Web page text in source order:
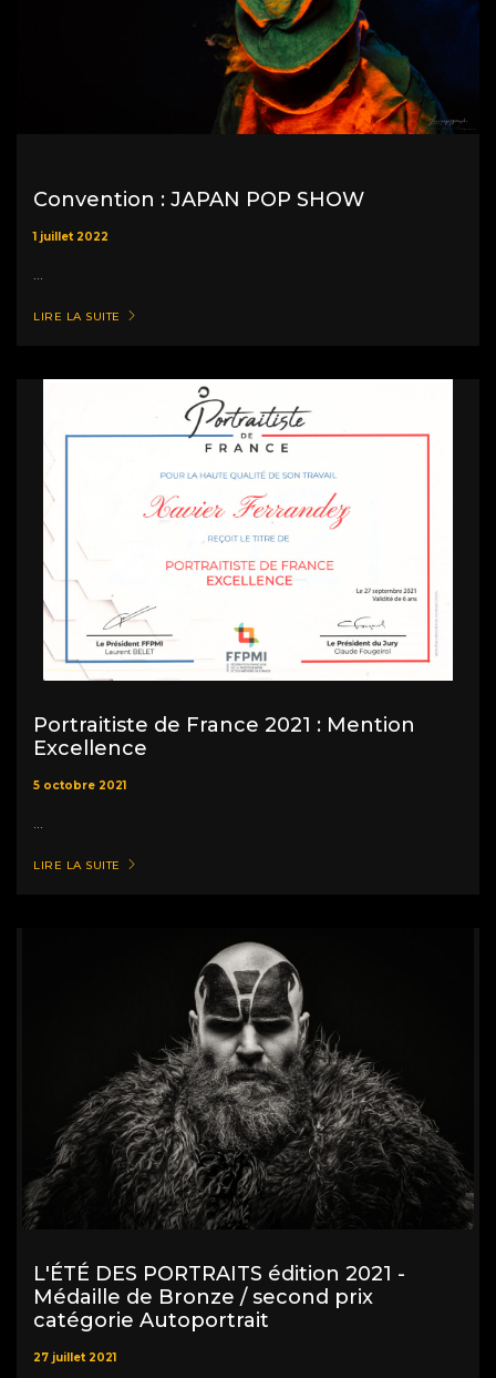
Convention : JAPAN POP SHOW
1 juillet 2022
...
LIRE LA SUITE
Portraitiste de France 2021 : Mention
Excellence
5 octobre 2021
...
LIRE LA SUITE
L'ÉTÉ DES PORTRAITS édition 2021 -
Médaille de Bronze / second prix
catégorie Autoportrait
27 juillet 2021